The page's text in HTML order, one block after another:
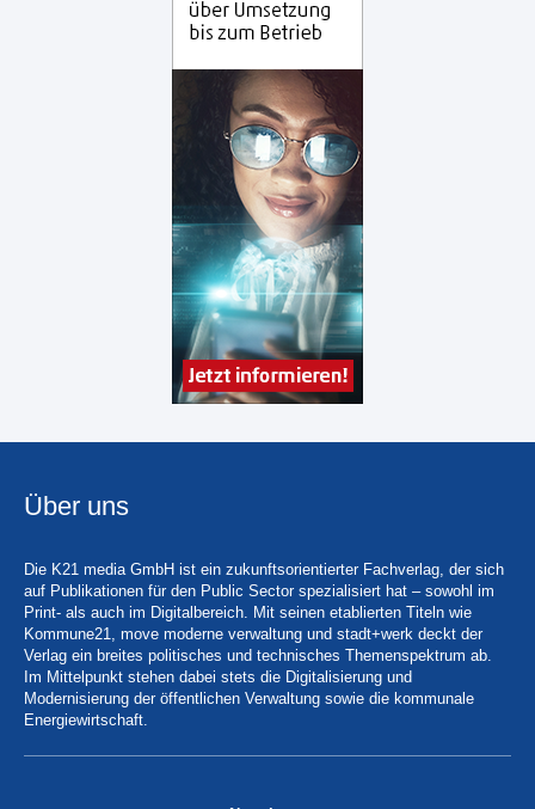
Über uns
Die K21 media GmbH ist ein zukunftsorientierter Fachverlag, der sich
auf Publikationen für den Public Sector spezialisiert hat – sowohl im
Print- als auch im Digitalbereich. Mit seinen etablierten Titeln wie
Kommune21, move moderne verwaltung und stadt+werk deckt der
Verlag ein breites politisches und technisches Themenspektrum ab.
Im Mittelpunkt stehen dabei stets die Digitalisierung und
Modernisierung der öffentlichen Verwaltung sowie die kommunale
Energiewirtschaft.